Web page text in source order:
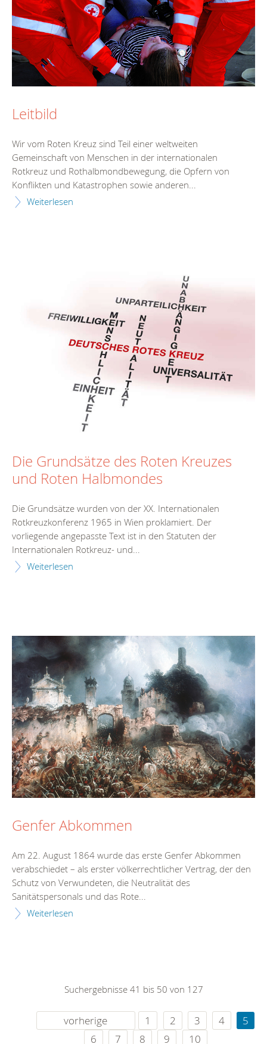
Leitbild
Wir vom Roten Kreuz sind Teil einer weltweiten
Gemeinschaft von Menschen in der internationalen
Rotkreuz und Rothalbmondbewegung, die Opfern von
Konflikten und Katastrophen sowie anderen...
Weiterlesen
Die Grundsätze des Roten Kreuzes
und Roten Halbmondes
Die Grundsätze wurden von der XX. Internationalen
Rotkreuzkonferenz 1965 in Wien proklamiert. Der
vorliegende angepasste Text ist in den Statuten der
Internationalen Rotkreuz- und...
Weiterlesen
Genfer Abkommen
Am 22. August 1864 wurde das erste Genfer Abkommen
verabschiedet – als erster völkerrechtlicher Vertrag, der den
Schutz von Verwundeten, die Neutralität des
Sanitätspersonals und das Rote...
Weiterlesen
Suchergebnisse 41 bis 50 von 127
vorherige 1 2 3 4
5
6
7 8 9
10